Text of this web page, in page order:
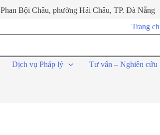
Bội Châu, phường Hải Châu, TP. Đà Nẵng
Trang
Dịch vụ Pháp lý Tư vấn – Nghiên cứu